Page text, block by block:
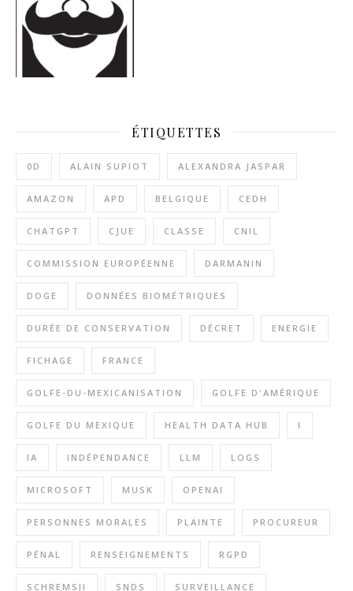
ÉTIQUETTES
0D ALAIN SUPIOT ALEXANDRA JASPAR
AMAZON APD BELGIQUE CEDH
CHATGPT CJUE CLASSE CNIL
COMMISSION EUROPÉENNE DARMANIN
DOGE DONNÉES BIOMÉTRIQUES
DURÉE DE CONSERVATION DÉCRET ENERGIE
FICHAGE FRANCE
GOLFE-DU-MEXICANISATION GOLFE D'AMÉRIQUE
GOLFE DU MEXIQUE HEALTH DATA HUB I
IA INDÉPENDANCE LLM LOGS
MICROSOFT MUSK OPENAI
PERSONNES MORALES PLAINTE PROCUREUR
PÉNAL RENSEIGNEMENTS RGPD
SCHREMSII SNDS SURVEILLANCE